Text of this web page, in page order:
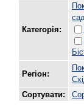
Категорія:
Регіон:
Сортувати: